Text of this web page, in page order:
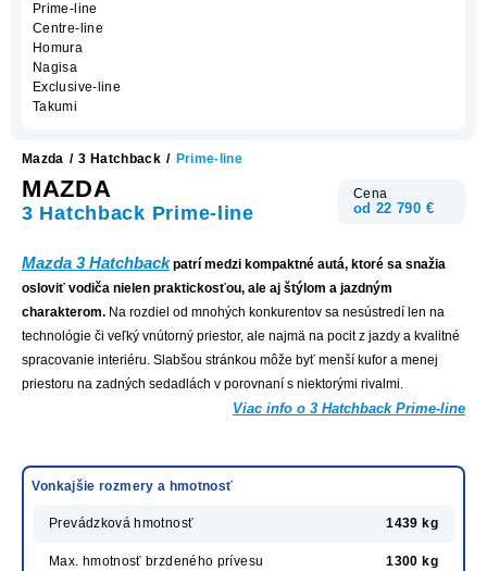
Mazda / 3 Hatchback / Prime-line
MAZDA
3 Hatchback Prime-line
Cena
od 22 790 €
Mazda 3 Hatchbackpatrí medzi kompaktné autá, ktoré sa snažia
osloviť vodiča nielen praktickosťou, ale aj štýlom a jazdným
charakterom. Na rozdiel od mnohých konkurentov sa nesústredí len na
technológie či veľký vnútorný priestor, ale najmä na pocit z jazdy a kvalitné
spracovanie interiéru. Slabšou stránkou môže byť menší kufor a menej
priestoru na zadných sedadlách v porovnaní s niektorými rivalmi.
Viac info o 3 Hatchback Prime-line
Vonkajšie rozmery a hmotnosť
Prevádzková hmotnosť 1439 kg
Max. hmotnosť brzdeného prívesu 1300 kg
Prime-line
Centre-line
Homura
Nagisa
Exclusive-line
Takumi